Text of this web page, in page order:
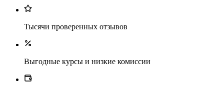
Тысячи проверенных отзывов
Выгодные курсы и низкие комиссии